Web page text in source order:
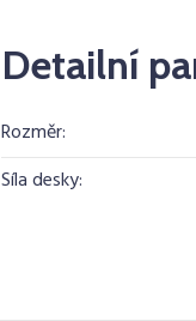
Detailní
Rozměr:
Síla desky: